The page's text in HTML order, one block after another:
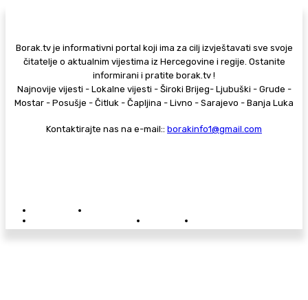
Borak.tv je informativni portal koji ima za cilj izvještavati sve svoje
čitatelje o aktualnim vijestima iz Hercegovine i regije. Ostanite
informirani i pratite borak.tv !
Najnovije vijesti - Lokalne vijesti - Široki Brijeg- Ljubuški - Grude -
Mostar - Posušje - Čitluk - Čapljina - Livno - Sarajevo - Banja Luka
Kontaktirajte nas na e-mail:: borakinfo1@gmail.com